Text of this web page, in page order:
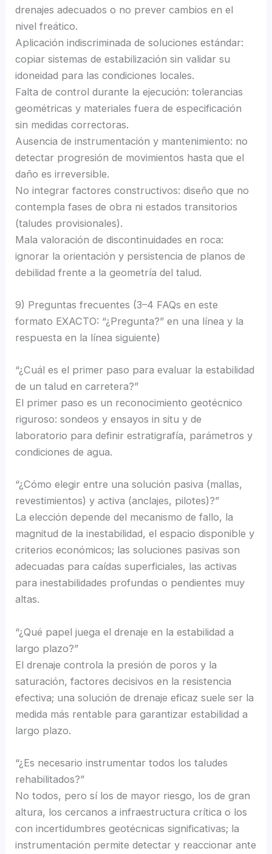
drenajes adecuados o no prever cambios en el
nivel freático.
Aplicación indiscriminada de soluciones estándar:
copiar sistemas de estabilización sin validar su
idoneidad para las condiciones locales.
Falta de control durante la ejecución: tolerancias
geométricas y materiales fuera de especificación
sin medidas correctoras.
Ausencia de instrumentación y mantenimiento: no
detectar progresión de movimientos hasta que el
daño es irreversible.
No integrar factores constructivos: diseño que no
contempla fases de obra ni estados transitorios
(taludes provisionales).
Mala valoración de discontinuidades en roca:
ignorar la orientación y persistencia de planos de
debilidad frente a la geometría del talud.
9) Preguntas frecuentes (3–4 FAQs en este
formato EXACTO: “¿Pregunta?” en una línea y la
respuesta en la línea siguiente)
“¿Cuál es el primer paso para evaluar la estabilidad
de un talud en carretera?”
El primer paso es un reconocimiento geotécnico
riguroso: sondeos y ensayos in situ y de
laboratorio para definir estratigrafía, parámetros y
condiciones de agua.
“¿Cómo elegir entre una solución pasiva (mallas,
revestimientos) y activa (anclajes, pilotes)?”
La elección depende del mecanismo de fallo, la
magnitud de la inestabilidad, el espacio disponible y
criterios económicos; las soluciones pasivas son
adecuadas para caídas superficiales, las activas
para inestabilidades profundas o pendientes muy
altas.
“¿Qué papel juega el drenaje en la estabilidad a
largo plazo?”
El drenaje controla la presión de poros y la
saturación, factores decisivos en la resistencia
efectiva; una solución de drenaje eficaz suele ser la
medida más rentable para garantizar estabilidad a
largo plazo.
“¿Es necesario instrumentar todos los taludes
rehabilitados?”
No todos, pero sí los de mayor riesgo, los de gran
altura, los cercanos a infraestructura crítica o los
con incertidumbres geotécnicas significativas; la
instrumentación permite detectar y reaccionar ante